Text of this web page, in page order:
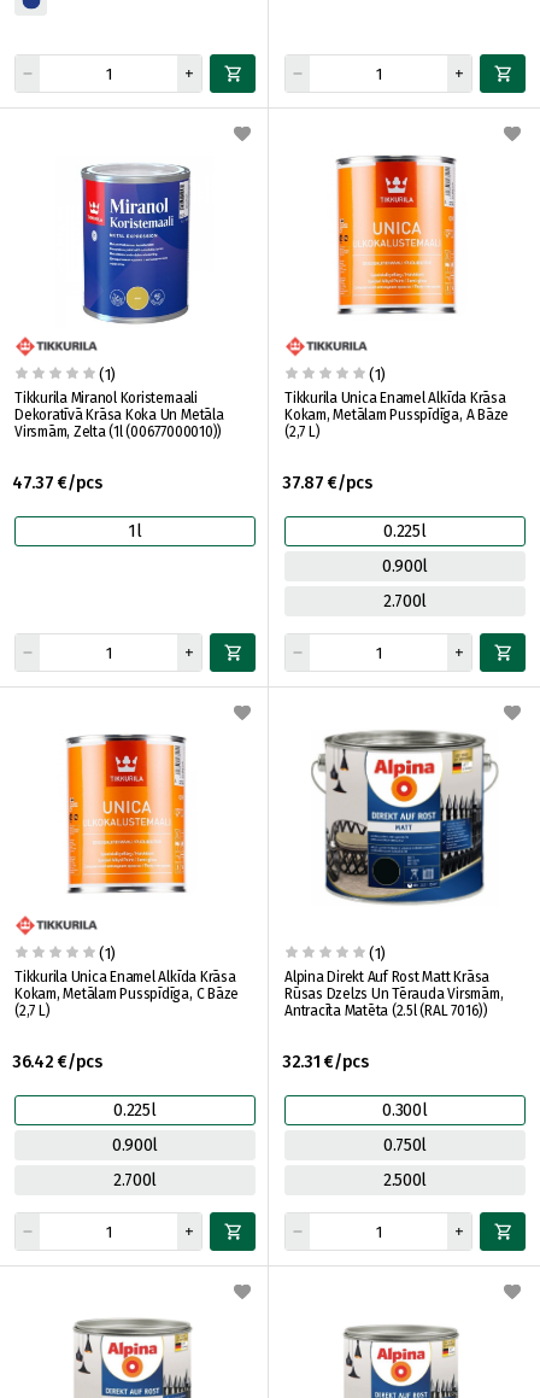
(1)
Tikkurila Miranol Koristemaali
Dekoratīvā Krāsa Koka Un Metāla
Virsmām, Zelta (1l (00677000010))
47.37 €/pcs
1l
(1)
Tikkurila Unica Enamel Alkīda Krāsa
Kokam, Metālam Pusspīdīga, A Bāze
(2,7 L)
37.87 €/pcs
0.225l
0.900l
2.700l
(1)
Tikkurila Unica Enamel Alkīda Krāsa
Kokam, Metālam Pusspīdīga, C Bāze
(2,7 L)
36.42 €/pcs
0.225l
0.900l
2.700l
(1)
Alpina Direkt Auf Rost Matt Krāsa
Rūsas Dzelzs Un Tērauda Virsmām,
Antracīta Matēta (2.5l (RAL 7016))
32.31 €/pcs
0.300l
0.750l
2.500l